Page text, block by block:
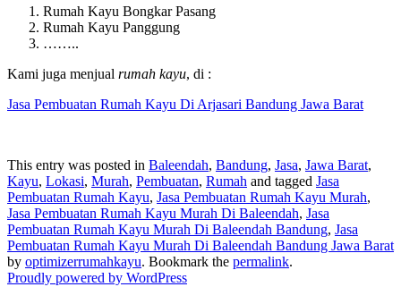
Rumah Kayu Bongkar Pasang
Rumah Kayu Panggung
……..
Kami juga menjual rumah kayu, di :
Jasa Pembuatan Rumah Kayu Di Arjasari Bandung Jawa Barat
This entry was posted in Baleendah, Bandung, Jasa, Jawa Barat,
Kayu, Lokasi, Murah, Pembuatan, Rumah and tagged Jasa
Pembuatan Rumah Kayu, Jasa Pembuatan Rumah Kayu Murah,
Jasa Pembuatan Rumah Kayu Murah Di Baleendah, Jasa
Pembuatan Rumah Kayu Murah Di Baleendah Bandung, Jasa
Pembuatan Rumah Kayu Murah Di Baleendah Bandung Jawa Barat
by optimizerrumahkayu. Bookmark the permalink.
Proudly powered by WordPress